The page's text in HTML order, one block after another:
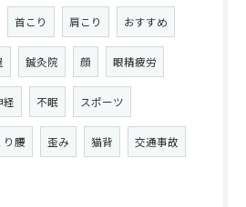
首こり 肩こり おすすめ
鍼灸院 顔 眼精疲労
経 不眠 スポーツ
り腰 歪み 猫背 交通事故